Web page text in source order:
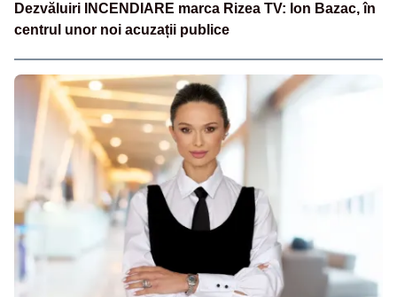
Dezvăluiri INCENDIARE marca Rizea TV: Ion Bazac, în
centrul unor noi acuzații publice